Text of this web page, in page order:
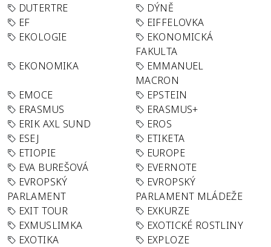
DUTERTRE
DÝNĚ
EF
EIFFELOVKA
EKOLOGIE
EKONOMICKÁ
FAKULTA
EKONOMIKA
EMMANUEL
MACRON
EMOCE
EPSTEIN
ERASMUS
ERASMUS+
ERIK AXL SUND
EROS
ESEJ
ETIKETA
ETIOPIE
EUROPE
EVA BUREŠOVÁ
EVERNOTE
EVROPSKÝ
PARLAMENT
EVROPSKÝ
PARLAMENT MLÁDEŽE
EXIT TOUR
EXKURZE
EXMUSLIMKA
EXOTICKÉ ROSTLINY
EXOTIKA
EXPLOZE